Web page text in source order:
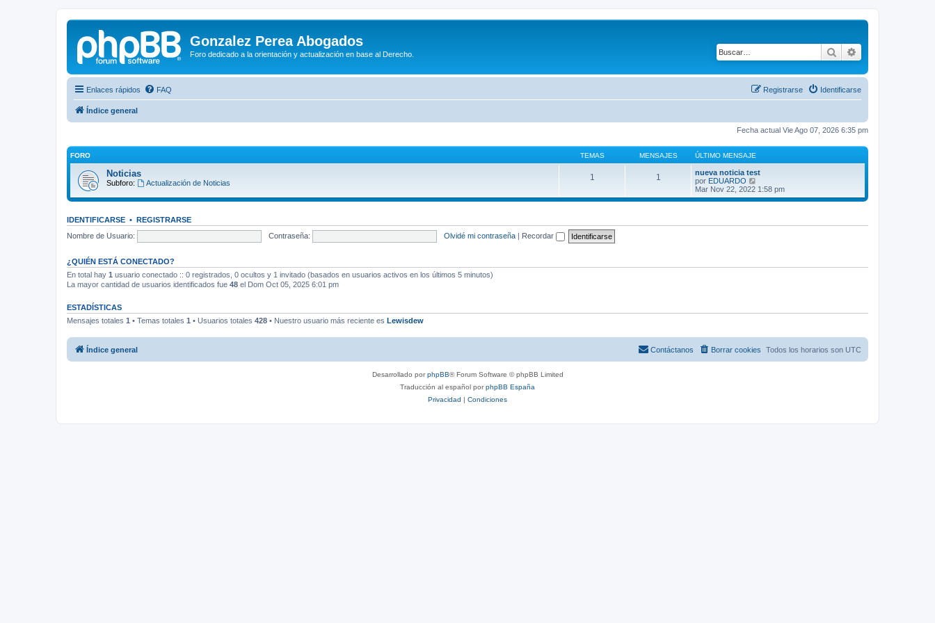
Gonzalez Perea Abogados
Foro dedicado a la orientación y actualización en base al Derecho. Buscar
Enlaces rápidos FAQ Identificarse
Registrarse
Índice general
Fecha actual Vie Ago 07, 2026 6:35 pm
FORO TEMAS MENSAJES ÚLTIMO MENSAJE
Noticias
Subforo: Actualización de Noticias
1 1
nueva noticia test
por EDUARDO
e
r
Mar Nov 22, 2022 1:58 pm
IDENTIFICARSE • REGISTRARSE
Nombre de Usuario:
Contraseña: Olvidé mi contraseña | Recordar
¿QUIÉN ESTÁ CONECTADO?
En total hay 1 usuario conectado :: 0 registrados, 0 ocultos y 1 invitado (basados en usuarios activos en los últimos 5 minutos)
La mayor cantidad de usuarios identificados fue 48 el Dom Oct 05, 2025 6:01 pm
ESTADÍSTICAS
Mensajes totales 1 • Temas totales 1 • Usuarios totales 428 • Nuestro usuario más reciente es Lewisdew
Índice general Todos los horarios son UTC
Borrar cookies
Contáctanos
Desarrollado porphpBB® Forum Software © phpBB Limited
Traducción al español porphpBB España
Privacidad | Condiciones